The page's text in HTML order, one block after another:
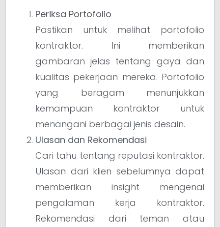
Periksa Portofolio
Pastikan untuk melihat portofolio
kontraktor. Ini memberikan
gambaran jelas tentang gaya dan
kualitas pekerjaan mereka. Portofolio
yang beragam menunjukkan
kemampuan kontraktor untuk
menangani berbagai jenis desain.
Ulasan dan Rekomendasi
Cari tahu tentang reputasi kontraktor.
Ulasan dari klien sebelumnya dapat
memberikan insight mengenai
pengalaman kerja kontraktor.
Rekomendasi dari teman atau